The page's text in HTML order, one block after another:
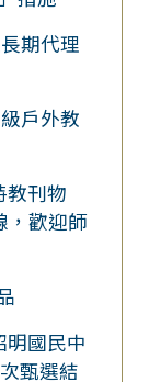
期代理
戶外教
教刊物
，歡迎師
明國民中
甄選結